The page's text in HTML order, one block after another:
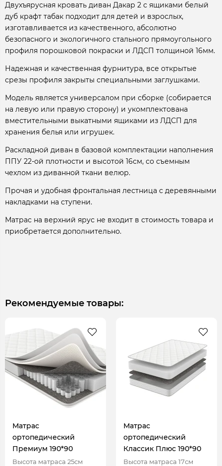
Двухъярусная кровать диван Дакар 2 с ящиками белый
дуб крафт табак подходит для детей и взрослых,
изготавливается из качественного, абсолютно
безопасного и экологичного стального прямоугольного
профиля порошковой покраски и ЛДСП толщиной 16мм.
Надежная и качественная фурнитура, все открытые
срезы профиля закрыты специальными заглушками.
Модель является универсалом при сборке (собирается
на левую или правую сторону) и укомплектована
вместительными выкатными ящиками из ЛДСП для
хранения белья или игрушек.
Раскладной диван в базовой комплектации наполнения
ППУ 22-ой плотности и высотой 16см, со съемным
чехлом из диванной ткани велюр.
Прочая и удобная фронтальная лестница с деревянными
накладками на ступени.
Матрас на верхний ярус не входит в стоимость товара и
приобретается дополнительно.
Рекомендуемые товары:
Матрас
ортопедический
Премиум 190*90
Высота матраса 25см
Матрас
ортопедический
Классик Плюс 190*90
Высота матраса 17см